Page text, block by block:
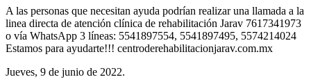
A las personas que necesitan ayuda podrían realizar una llamada a la
linea directa de atención clínica de rehabilitación Jarav 7617341973
o vía WhatsApp 3 líneas: 5541897554, 5541897495, 5574214024
Estamos para ayudarte!!! centroderehabilitacionjarav.com.mx
Jueves, 9 de junio de 2022.